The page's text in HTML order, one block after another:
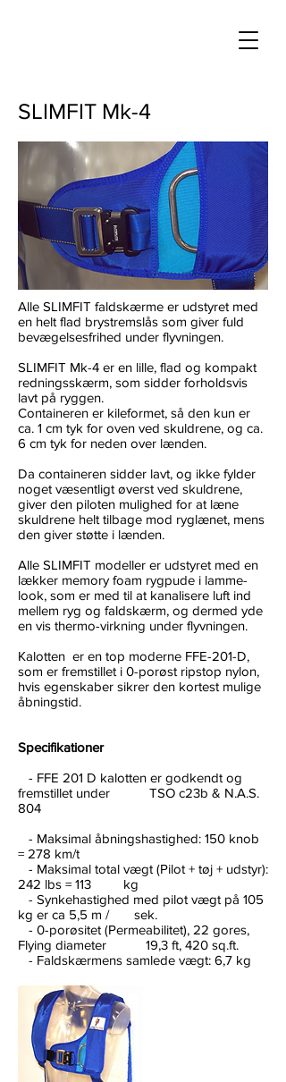
SLIMFIT Mk-4
Alle SLIMFIT faldskærme er udstyret med
en helt flad brystremslås som giver fuld
bevægelsesfrihed under flyvningen.
SLIMFIT Mk-4 er en lille, flad og kompakt
redningsskærm, som sidder forholdsvis
lavt på ryggen.
Containeren er kileformet, så den kun er
ca. 1 cm tyk for oven ved skuldrene, og ca.
6 cm tyk for neden over lænden.
Da containeren sidder lavt, og ikke fylder
noget væsentligt øverst ved skuldrene,
giver den piloten mulighed for at læne
skuldrene helt tilbage mod ryglænet, mens
den giver støtte i lænden.
Alle SLIMFIT modeller er udstyret med en
lækker memory foam rygpude i lamme-
look, som er med til at kanalisere luft ind
mellem ryg og faldskærm, og dermed yde
en vis thermo-virkning under flyvningen.
Kalotten er en top moderne FFE-201-D,
som er fremstillet i 0-porøst ripstop nylon,
hvis egenskaber sikrer den kortest mulige
åbningstid.
Specifikationer
- FFE 201 D kalotten er godkendt og
fremstillet under TSO c23b & N.A.S.
804
- Maksimal åbningshastighed: 150 knob
= 278 km/t
- Maksimal total vægt (Pilot + tøj + udstyr):
242 lbs = 113 kg
- Synkehastighed med pilot vægt på 105
kg er ca 5,5 m / sek.
- 0-porøsitet (Permeabilitet), 22 gores,
Flying diameter 19,3 ft, 420 sq.ft.
- Faldskærmens samlede vægt: 6,7 kg